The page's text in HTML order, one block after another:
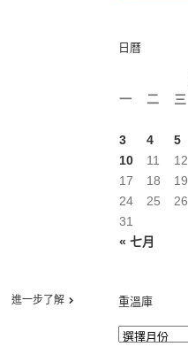
進一步了解
日曆
一
二 三
« 七月
3
4 5
10
11 12
17
18 19
24
25 26
31
重溫庫